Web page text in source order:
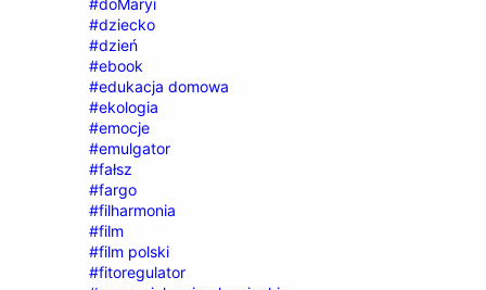
#dziecko
#dzień
#ebook
#edukacja domowa
#ekologia
#emocje
#emulgator
#fałsz
#fargo
#filharmonia
#film
#film polski
#fitoregulator